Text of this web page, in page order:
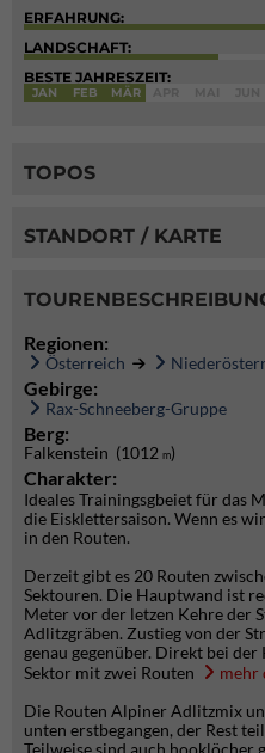
ERFAHRUNG:
LANDSCHAFT:
BESTE JAHRESZEIT:
JAN FEB MÄR
TOPOS
STANDORT / KARTE
Regionen:
Österreich
Gebirge:
Rax-Schneeberg-Gruppe
Berg:
Falkenstein (1012 m)
Charakter:
Ideales Trainingsgbeiet für das
die Eisklettersaison. Wenn es
in den Routen.
Derzeit gibt es 20 Routen
Sektouren. Die Hauptwand ist
Meter vor der letzen Kehre der
Adlitzgräben. Zustieg von der
genau gegenüber. Direkt bei
Sektor mit zwei Routen
mehr
Die Routen Alpiner Adlitzmix
unten erstbegangen, der Rest
Teilweise sind auch hooklöcher